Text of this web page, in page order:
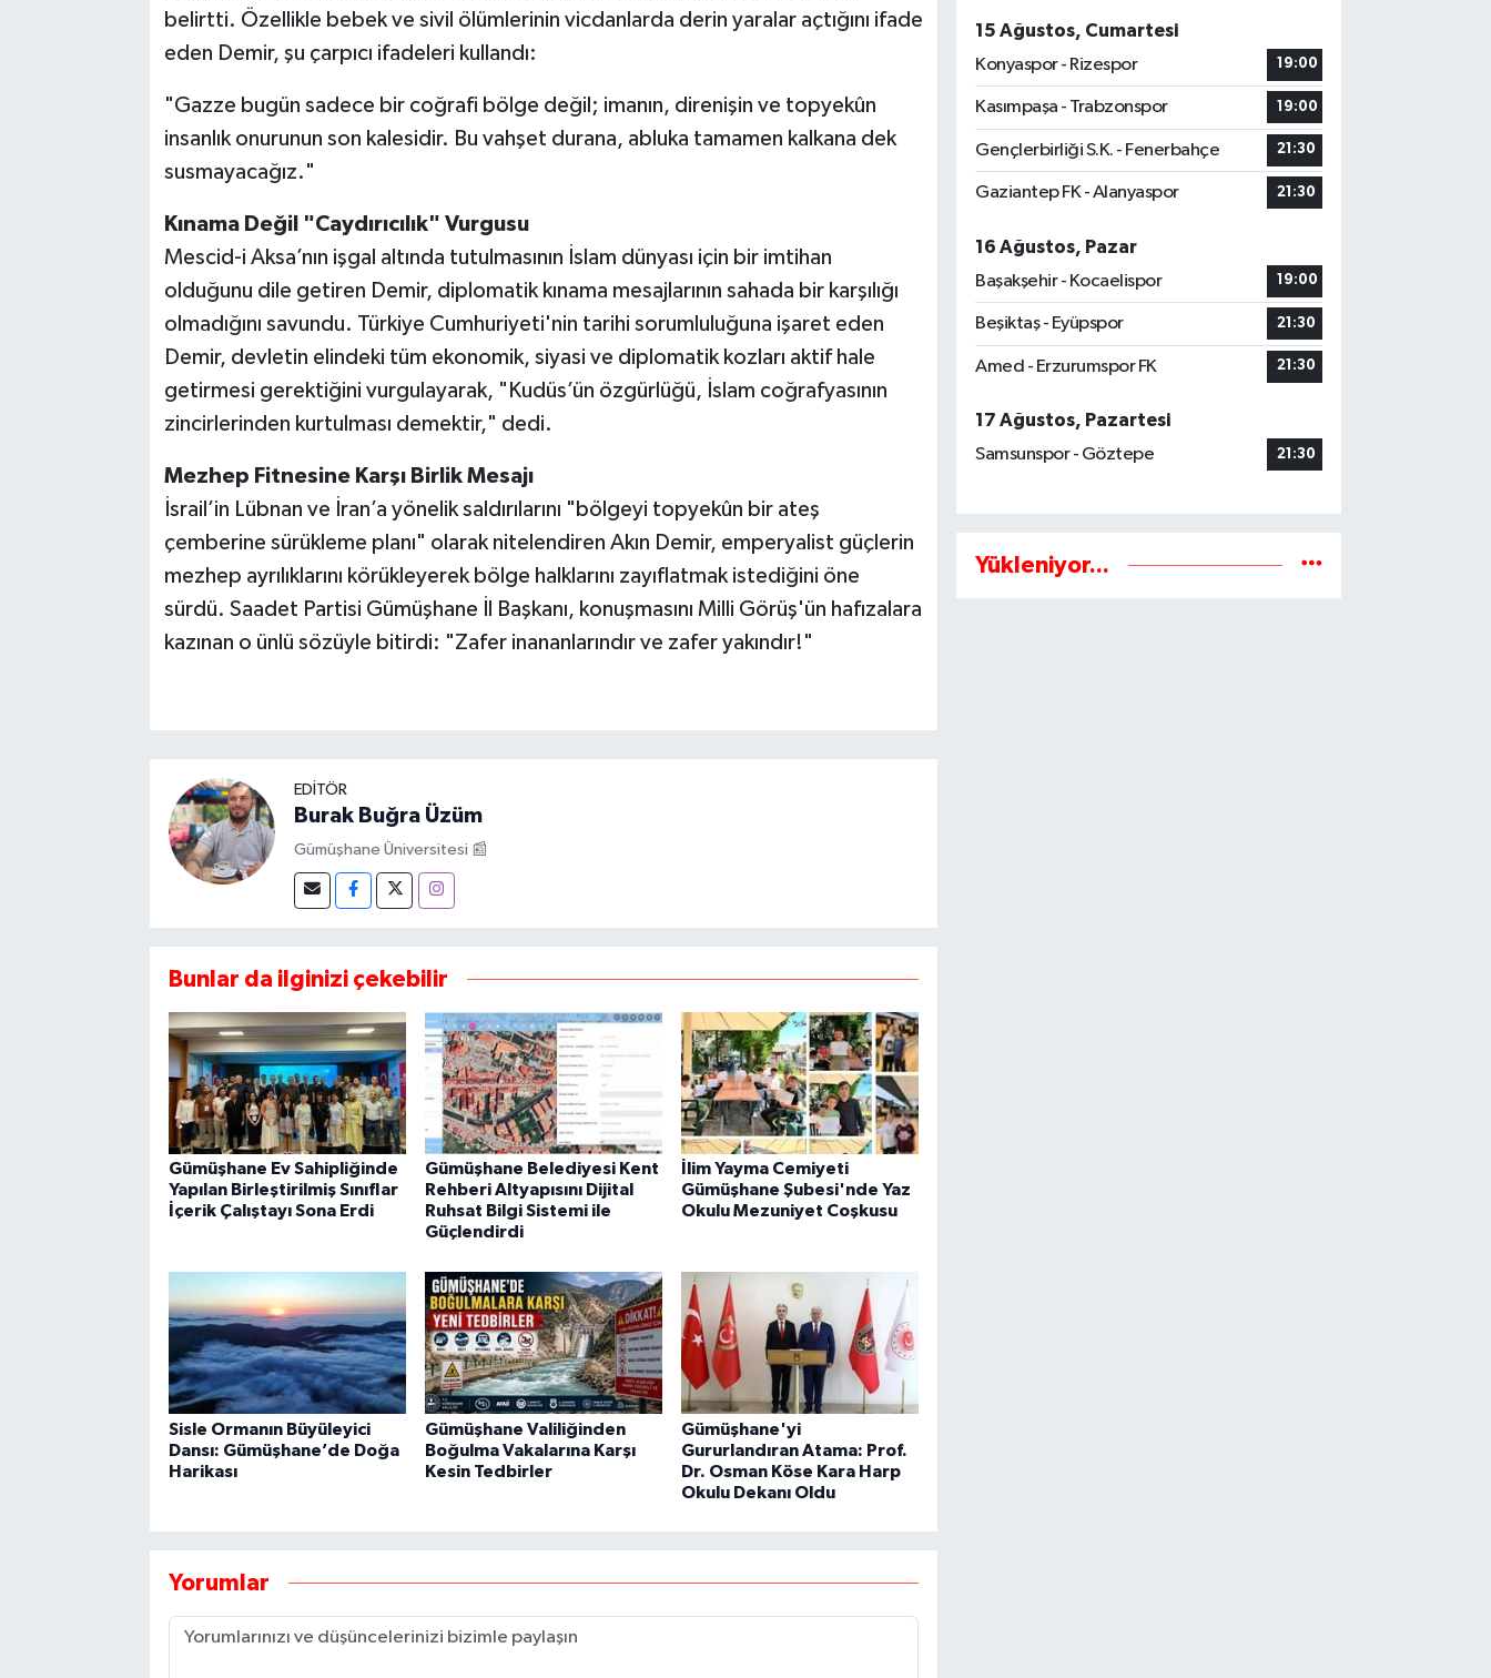
belirtti. Özellikle bebek ve sivil ölümlerinin vicdanlarda derin yaralar açtığını ifade
eden Demir, şu çarpıcı ifadeleri kullandı:
"Gazze bugün sadece bir coğrafi bölge değil; imanın, direnişin ve topyekûn
insanlık onurunun son kalesidir. Bu vahşet durana, abluka tamamen kalkana dek
susmayacağız."
Kınama Değil "Caydırıcılık" Vurgusu
Mescid-i Aksa’nın işgal altında tutulmasının İslam dünyası için bir imtihan
olduğunu dile getiren Demir, diplomatik kınama mesajlarının sahada bir karşılığı
olmadığını savundu. Türkiye Cumhuriyeti'nin tarihi sorumluluğuna işaret eden
Demir, devletin elindeki tüm ekonomik, siyasi ve diplomatik kozları aktif hale
getirmesi gerektiğini vurgulayarak, "Kudüs’ün özgürlüğü, İslam coğrafyasının
zincirlerinden kurtulması demektir," dedi.
Mezhep Fitnesine Karşı Birlik Mesajı
İsrail’in Lübnan ve İran’a yönelik saldırılarını "bölgeyi topyekûn bir ateş
çemberine sürükleme planı" olarak nitelendiren Akın Demir, emperyalist güçlerin
mezhep ayrılıklarını körükleyerek bölge halklarını zayıflatmak istediğini öne
sürdü. Saadet Partisi Gümüşhane İl Başkanı, konuşmasını Milli Görüş'ün hafızalara
kazınan o ünlü sözüyle bitirdi: "Zafer inananlarındır ve zafer yakındır!"
EDITÖR
Burak Buğra Üzüm
Gümüşhane Üniversitesi 📰
Bunlar da ilginizi çekebilir
Gümüşhane Ev Sahipliğinde
Yapılan Birleştirilmiş Sınıflar
İçerik Çalıştayı Sona Erdi
Gümüşhane Belediyesi Kent
Rehberi Altyapısını Dijital
Ruhsat Bilgi Sistemi ile
Güçlendirdi
İlim Yayma Cemiyeti
Gümüşhane Şubesi'nde Yaz
Okulu Mezuniyet Coşkusu
Sisle Ormanın Büyüleyici
Dansı: Gümüşhane’de Doğa
Harikası
Gümüşhane Valiliğinden
Boğulma Vakalarına Karşı
Kesin Tedbirler
Gümüşhane'yi
Gururlandıran Atama: Prof.
Dr. Osman Köse Kara Harp
Okulu Dekanı Oldu
Yorumlar
15 Ağustos, Cumartesi
Konyaspor - Rizespor
19:00
Kasımpaşa - Trabzonspor 19:00
Gençlerbirliği S.K. - Fenerbahçe 21:30
Gaziantep FK - Alanyaspor 21:30
16 Ağustos, Pazar
Başakşehir - Kocaelispor
19:00
Beşiktaş - Eyüpspor 21:30
Amed - Erzurumspor FK 21:30
17 Ağustos, Pazartesi
Samsunspor - Göztepe
21:30
Yükleniyor...